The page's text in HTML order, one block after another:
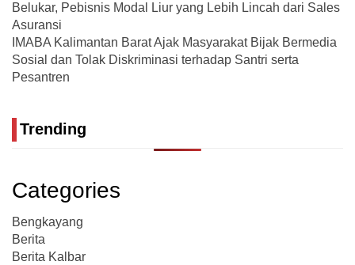
Belukar, Pebisnis Modal Liur yang Lebih Lincah dari Sales
Asuransi
IMABA Kalimantan Barat Ajak Masyarakat Bijak Bermedia
Sosial dan Tolak Diskriminasi terhadap Santri serta
Pesantren
Trending
Categories
Bengkayang
Berita
Berita Kalbar